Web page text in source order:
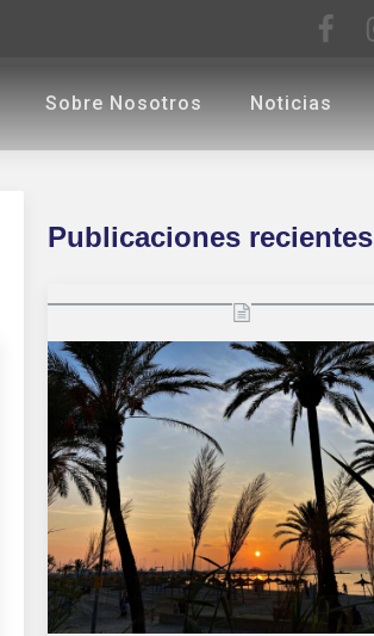
Sobre Nosotros Noticias
Publicaciones recientes